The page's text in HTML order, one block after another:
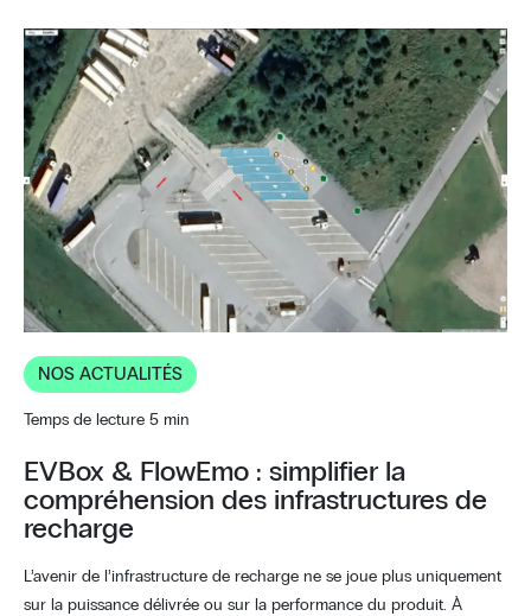
NOS ACTUALITÉS
Temps de lecture 5 min
EVBox & FlowEmo : simplifier la
compréhension des infrastructures de
recharge
L’avenir de l’infrastructure de recharge ne se joue plus uniquement
sur la puissance délivrée ou sur la performance du produit. À